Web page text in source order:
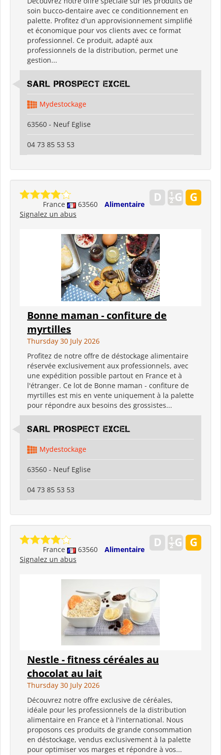
soin bucco-dentaire avec ce conditionnement en
palette. Profitez d'un approvisionnement simplifié
et économique pour vos clients avec ce format
professionnel. Ce produit, adapté aux
professionnels de la distribution, permet une
gestion...
SARL PROSPECT EXCEL
Mydestockage
63560 - Neuf Eglise
04 73 85 53 53
France 63560
Alimentaire
Signalez un abus
Bonne maman - confiture de
myrtilles
Thursday 30 July 2026
Profitez de notre offre de déstockage alimentaire
réservée exclusivement aux professionnels, avec
une expédition possible partout en France et à
l'étranger. Ce lot de Bonne maman - confiture de
myrtilles est mis en vente uniquement à la palette
pour répondre aux besoins des grossistes...
SARL PROSPECT EXCEL
Mydestockage
63560 - Neuf Eglise
04 73 85 53 53
France 63560
Alimentaire
Signalez un abus
Nestle - fitness céréales au
chocolat au lait
Thursday 30 July 2026
Découvrez notre offre exclusive de céréales,
idéale pour les professionnels de la distribution
alimentaire en France et à l'international. Nous
proposons ces produits de grande consommation
en déstockage, vendus exclusivement à la palette
pour optimiser vos marges et répondre à vos...